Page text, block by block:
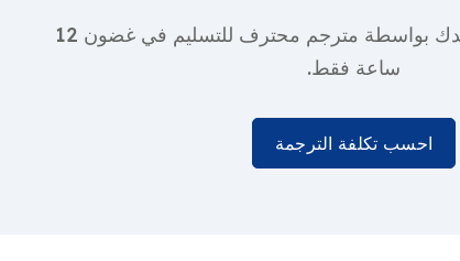
بواسطة مترجم محترف
للتسليم في غضون 12
ساعة فقط.
احسب تكلفة الترجمة